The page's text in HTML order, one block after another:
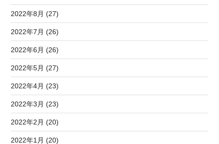
2022年8月 (27)
2022年7月 (26)
2022年6月 (26)
2022年5月 (27)
2022年4月 (23)
2022年3月 (23)
2022年2月 (20)
2022年1月 (20)